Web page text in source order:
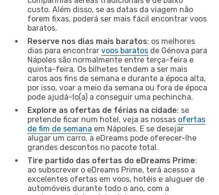
custo. Além disso, se as datas da viagem não
forem fixas, poderá ser mais fácil encontrar voos
baratos.
Reserve nos dias mais baratos: os melhores
dias para encontrar voos baratos de Génova para
Nápoles são normalmente entre terça-feira e
quinta-feira. Os bilhetes tendem a ser mais
caros aos fins de semana e durante a época alta,
por isso, voar a meio da semana ou fora de época
pode ajudá-lo(a) a conseguir uma pechincha.
Explore as ofertas de férias na cidade: se
pretende ficar num hotel, veja as nossas ofertas
de fim de semana em Nápoles. E se desejar
alugar um carro, a eDreams pode oferecer-lhe
grandes descontos no pacote total.
Tire partido das ofertas do eDreams Prime:
ao subscrever o eDreams Prime, terá acesso a
excelentes ofertas em voos, hotéis e aluguer de
automóveis durante todo o ano, com a